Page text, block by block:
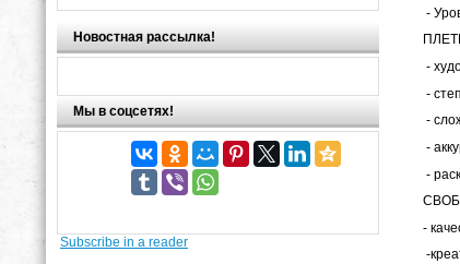
Новостная рассылка!
Мы в соцсетях!
Subscribe in a reader
-
-
-
-
-
-
-
-